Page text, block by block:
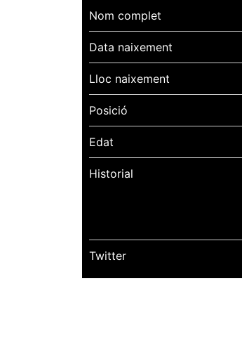
Nom complet
Data naixement
Lloc naixement
Posició
Edat
Historial
Twitter